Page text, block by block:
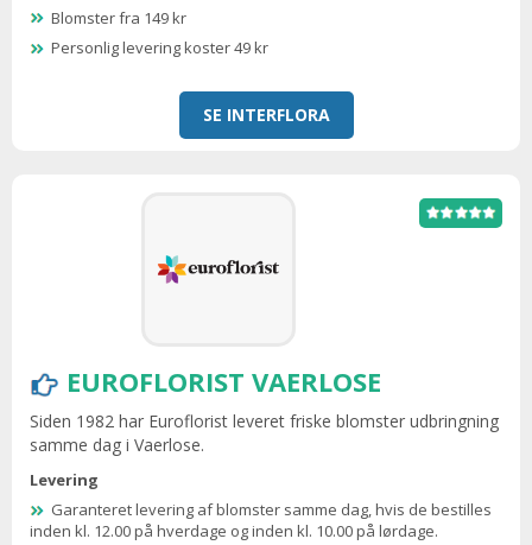
Blomster fra 149 kr
Personlig levering koster 49 kr
SE INTERFLORA
EUROFLORIST VAERLOSE
Siden 1982 har Euroflorist leveret friske blomster udbringning
samme dag i Vaerlose.
Levering
Garanteret levering af blomster samme dag, hvis de bestilles
inden kl. 12.00 på hverdage og inden kl. 10.00 på lørdage.